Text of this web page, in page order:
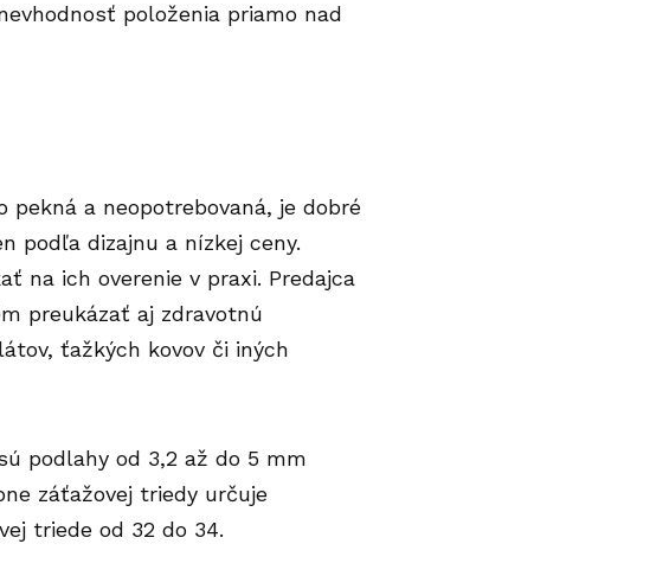
položenia priamo nad
a neopotrebovaná, je dobré
podľa dizajnu a nízkej ceny.
na ich overenie v praxi. Predajca
preukázať aj zdravotnú
ťažkých kovov či iných
podlahy od 3,2 až do 5 mm
záťažovej triedy určuje
triede od 32 do 34.